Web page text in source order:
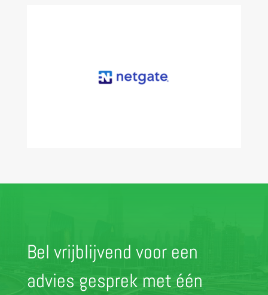
Bel vrijblijvend voor een
advies gesprek met één